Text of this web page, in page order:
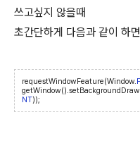
쓰고싶지 않을때
초간단하게 다음과 같이 하
requestWindowFeature(Window.
NT));